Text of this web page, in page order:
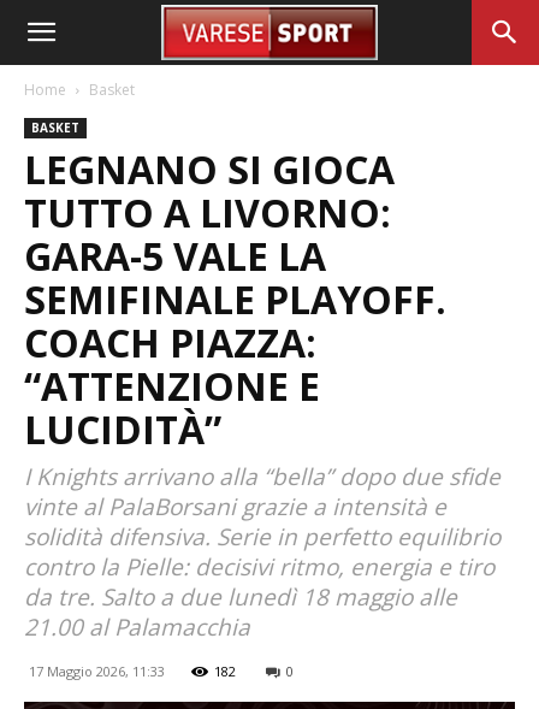
Home Basket
BASKET
LEGNANO SI GIOCA
TUTTO A LIVORNO:
GARA-5 VALE LA
SEMIFINALE PLAYOFF.
COACH PIAZZA:
“ATTENZIONE E
LUCIDITÀ”
I Knights arrivano alla “bella” dopo due sfide
vinte al PalaBorsani grazie a intensità e
solidità difensiva. Serie in perfetto equilibrio
contro la Pielle: decisivi ritmo, energia e tiro
da tre. Salto a due lunedì 18 maggio alle
21.00 al Palamacchia
17 Maggio 2026, 11:33 182 0